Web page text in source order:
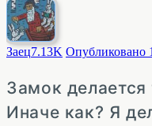
Заец7.13K Опубликовано
Замок
Иначе как? Я